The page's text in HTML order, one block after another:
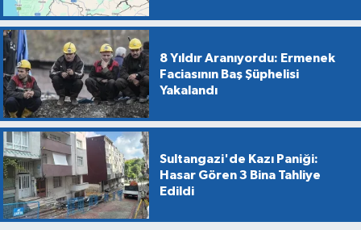
8 Yıldır Aranıyordu: Ermenek
Faciasının Baş Şüphelisi
Yakalandı
Sultangazi'de Kazı Paniği:
Hasar Gören 3 Bina Tahliye
Edildi